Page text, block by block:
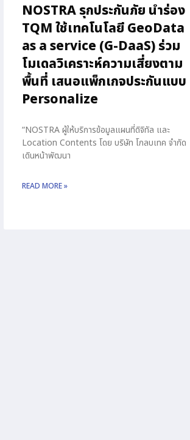
NOSTRA รุกประกันภัย นำร่อง
TQM ใช้เทคโนโลยี GeoData
as a service (G-DaaS) ร่วม
โมเดลวิเคราะห์ความเสี่ยงตาม
พื้นที่ เสนอแพ็กเกจประกันแบบ
Personalize
“NOSTRA ผู้ให้บริการข้อมูลแผนที่ดิจิทัล และ
Location Contents โดย บริษัท โกลบเทค จำกัด
เดินหน้าพัฒนา
READ MORE »